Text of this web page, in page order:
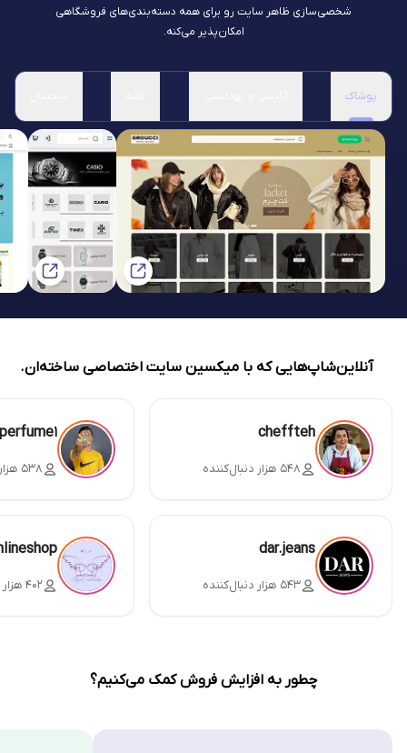
شخصی‌سازی ظاهر سایت رو برای همه دسته‌بندی‌های فروشگاهی
امکان‌پذیر می‌کنه.
پوشاک
آنلاین‌شاپ‌هایی که با میکسین سایت اختصاصی ساخته‌ان.
cheffteh
۵۴۸ هزار دنبال‌کننده ۵۳۸ هزار دنبال‌کننده
dar.jeans
۵۴۳ هزار دنبال‌کننده ۴۰۲ هزار دنبال‌کننده
چطور به افزایش فروش کمک می‌کنیم؟